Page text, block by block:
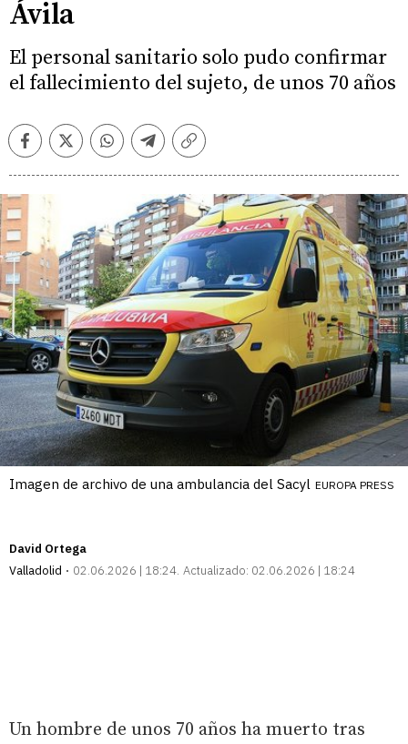
Ávila
El personal sanitario solo pudo confirmar
el fallecimiento del sujeto, de unos 70 años
FacebookTwitterWhatsappTelegramCopiar
Imagen de archivo de una ambulancia del Sacyl EUROPA PRESS
David Ortega
Valladolid
02.06.2026 | 18:24 Actualizado: 02.06.2026 | 18:24
Un hombre de unos 70 años ha muerto tras